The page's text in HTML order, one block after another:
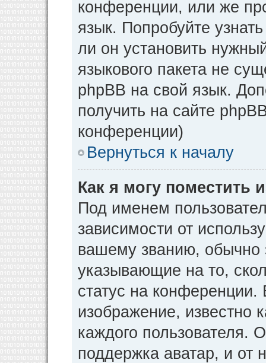
конференции, или же
язык. Попробуйте
ли он установить
языкового пакета не
phpBB на свой язык.
получить на сайте
конференции)
Вернуться к началу
Как я могу поместить
Под именем
зависимости от
вашему званию, обычно
указывающие на то,
статус на
изображение, известно
каждого пользователя.
поддержка аватар, и от